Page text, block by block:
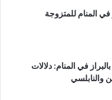
المنام للمتزوجة
في المنام: دلالات
والنابلسي